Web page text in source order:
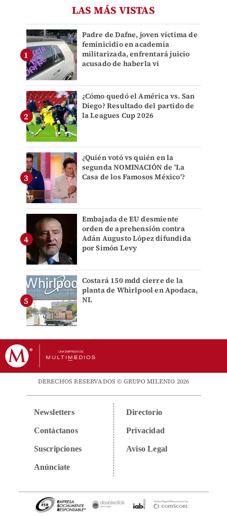
LAS MÁS VISTAS
Padre de Dafne, joven víctima de
feminicidio en academia
militarizada, enfrentará juicio
acusado de haberla vi
¿Cómo quedó el América vs. San
Diego? Resultado del partido de
la Leagues Cup 2026
¿Quién votó vs quién en la
segunda NOMINACIÓN de 'La
Casa de los Famosos México'?
Embajada de EU desmiente
orden de aprehensión contra
Adán Augusto López difundida
por Simón Levy
Costará 150 mdd cierre de la
planta de Whirlpool en Apodaca,
NL
DERECHOS RESERVADOS © GRUPO MILENIO 2026
Newsletters
Contáctanos
Suscripciones
Anúnciate
Directorio
Privacidad
Aviso Legal